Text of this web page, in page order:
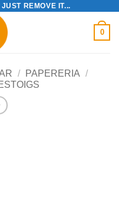
REMOVE IT...
0
/ PAPERERIA /